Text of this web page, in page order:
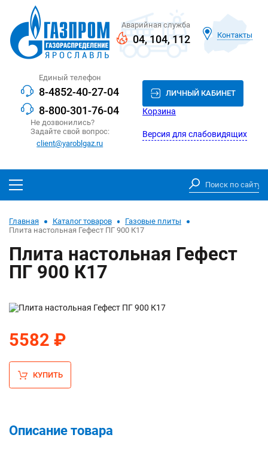
Аварийная служба
04,104,112 Контакты
Единый телефон
8-4852-40-27-04
8-800-301-76-04
Не дозвонились?
Задайте свой вопрос:
client@yaroblgaz.ru
ЛИЧНЫЙ КАБИНЕТ
Корзина
Версия для слабовидящих
Главная Каталог товаров
Газовые плиты
Плита настольная Гефест ПГ 900 К17
Плита настольная Гефест
ПГ 900 К17
5582 ₽
КУПИТЬ
Описание товара